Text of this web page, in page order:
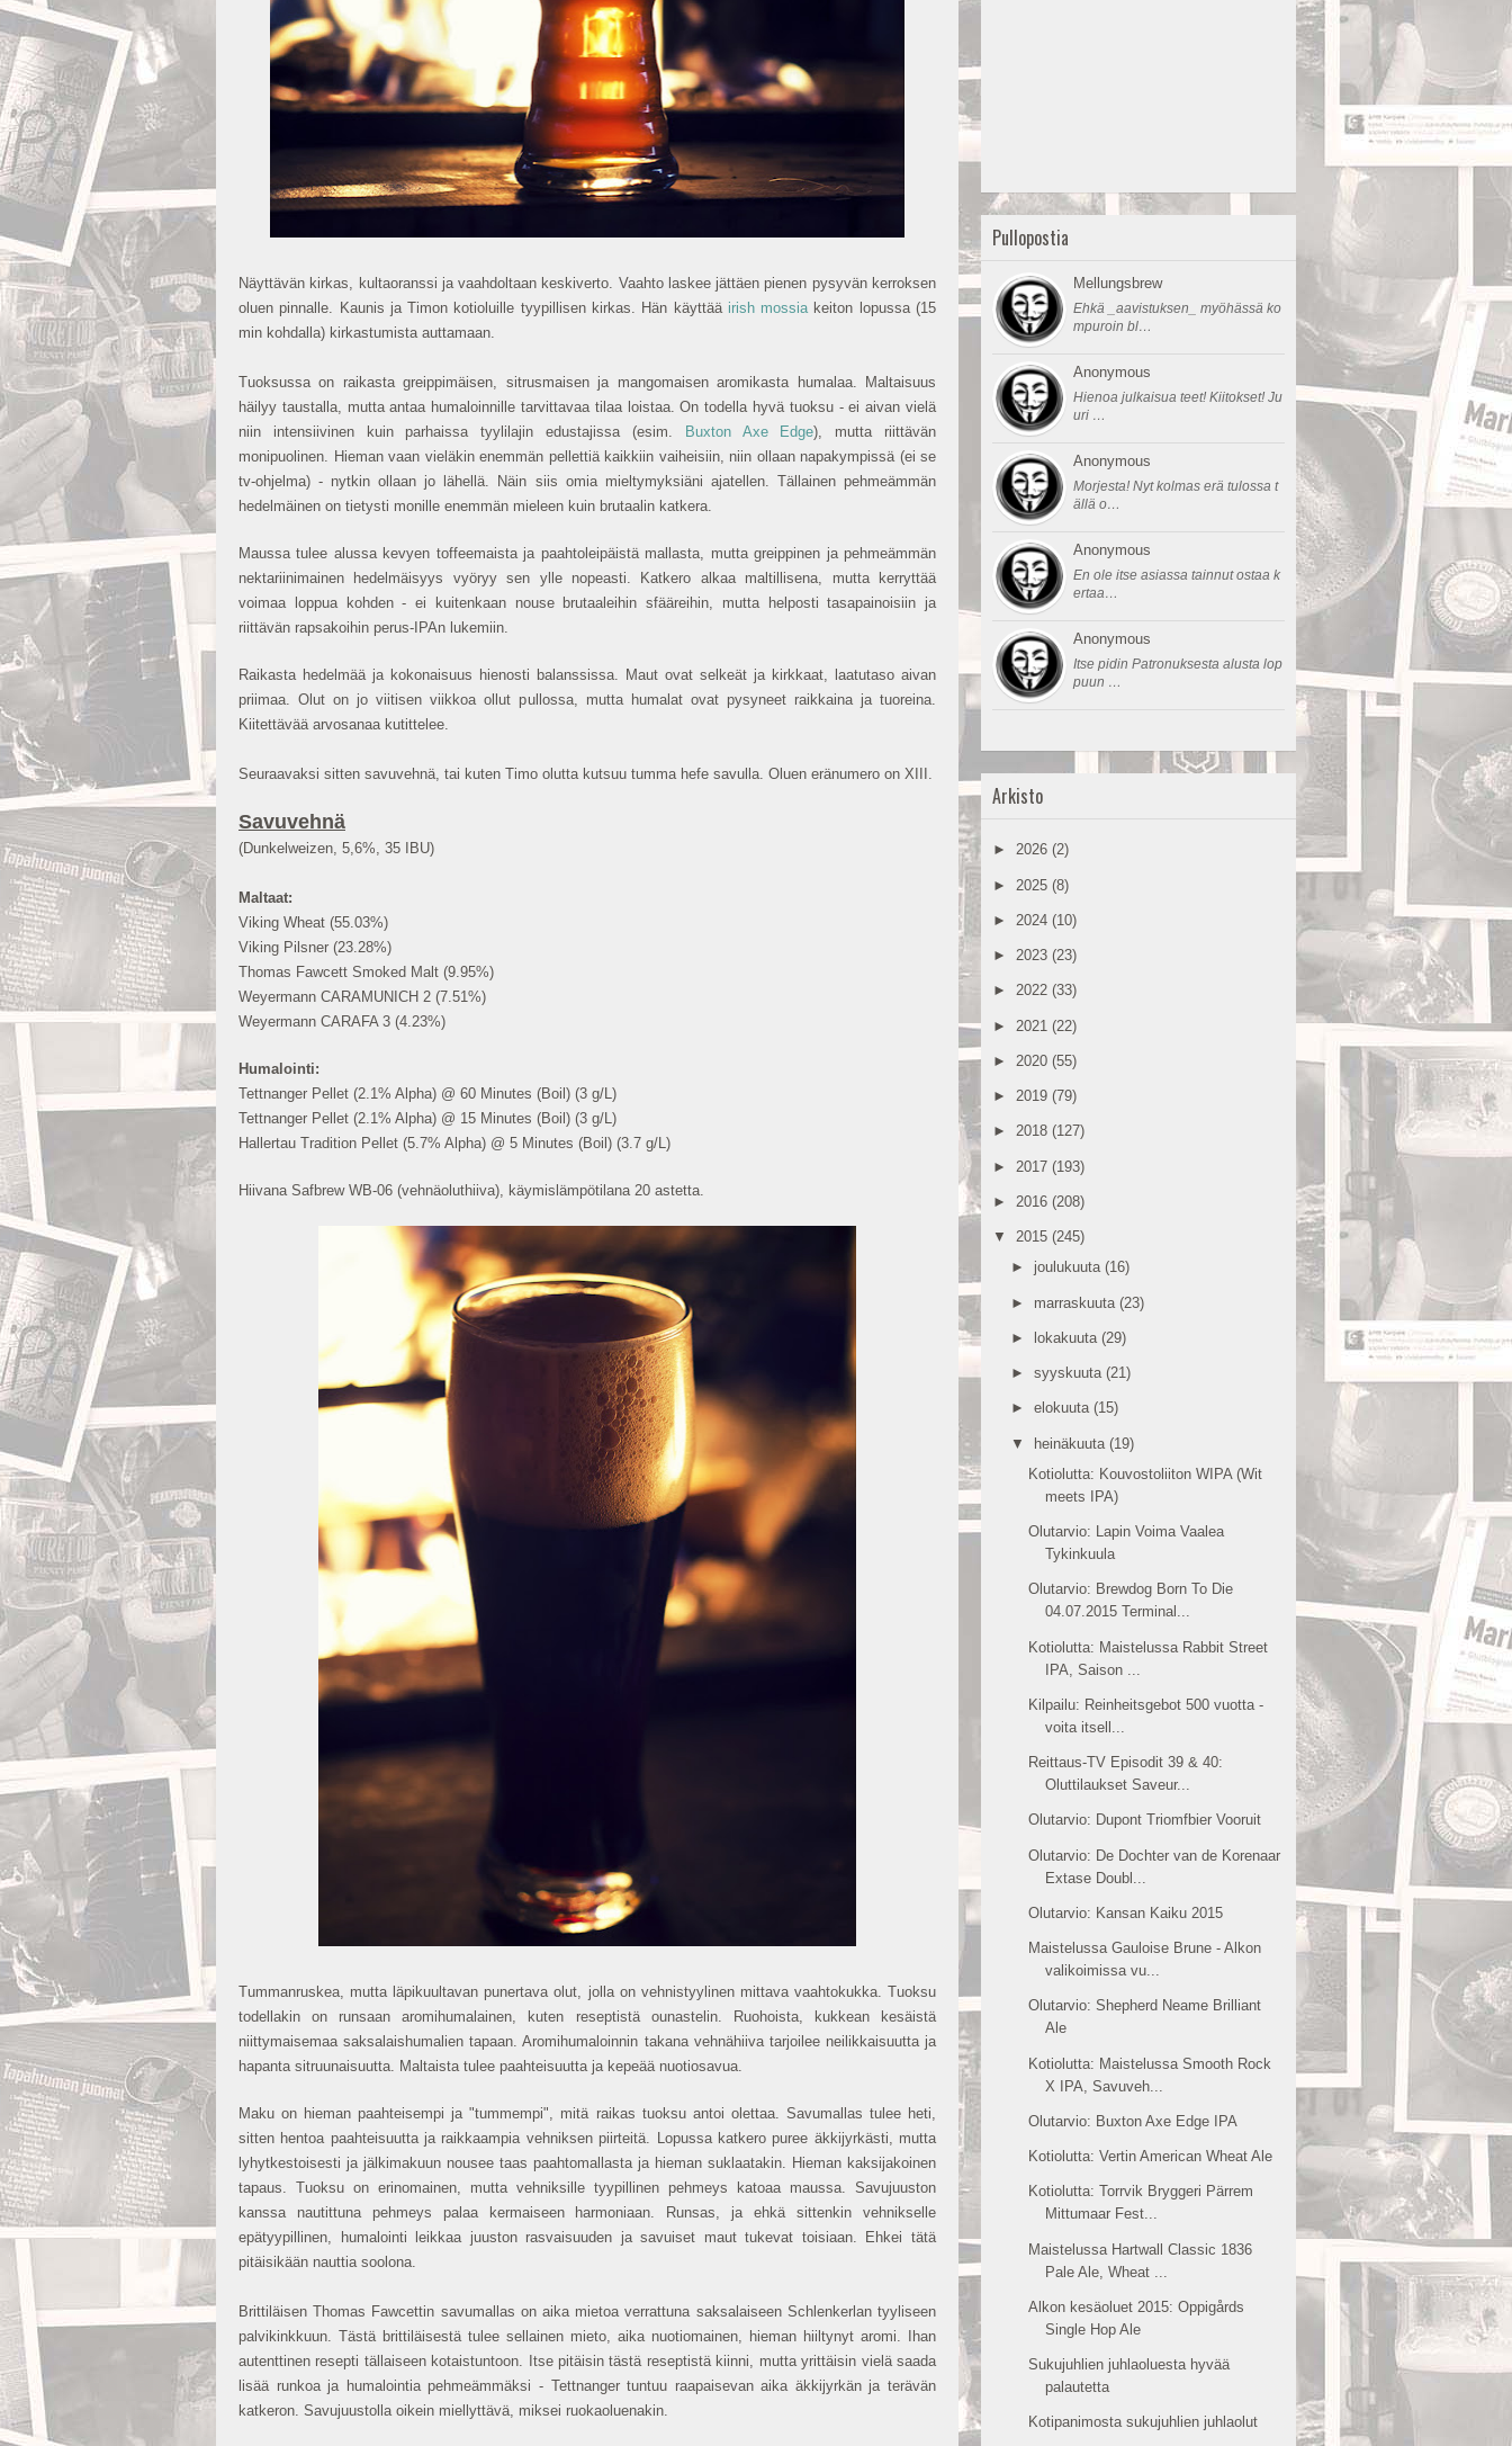
Näyttävän kirkas, kultaoranssi ja vaahdoltaan keskiverto. Vaahto laskee jättäen pienen pysyvän kerroksen
oluen pinnalle. Kaunis ja Timon kotioluille tyypillisen kirkas. Hän käyttää irish mossia keiton lopussa (15
min kohdalla) kirkastumista auttamaan.
Tuoksussa on raikasta greippimäisen, sitrusmaisen ja mangomaisen aromikasta humalaa. Maltaisuus
häilyy taustalla, mutta antaa humaloinnille tarvittavaa tilaa loistaa. On todella hyvä tuoksu - ei aivan vielä
niin intensiivinen kuin parhaissa tyylilajin edustajissa (esim.
Buxton Axe Edge), mutta riittävän
monipuolinen. Hieman vaan vieläkin enemmän pellettiä kaikkiin vaiheisiin, niin ollaan napakympissä (ei se
tv-ohjelma) - nytkin ollaan jo lähellä. Näin siis omia mieltymyksiäni ajatellen. Tällainen pehmeämmän
hedelmäinen on tietysti monille enemmän mieleen kuin brutaalin katkera.
Maussa tulee alussa kevyen toffeemaista ja paahtoleipäistä mallasta, mutta greippinen ja pehmeämmän
nektariinimainen hedelmäisyys vyöryy sen ylle nopeasti. Katkero alkaa maltillisena, mutta kerryttää
voimaa loppua kohden - ei kuitenkaan nouse brutaaleihin sfääreihin, mutta helposti tasapainoisiin ja
riittävän rapsakoihin perus-IPAn lukemiin.
Raikasta hedelmää ja kokonaisuus hienosti balanssissa. Maut ovat selkeät ja kirkkaat, laatutaso aivan
priimaa. Olut on jo viitisen viikkoa ollut pullossa, mutta humalat ovat pysyneet raikkaina ja tuoreina.
Kiitettävää arvosanaa kutittelee.
Seuraavaksi sitten savuvehnä, tai kuten Timo olutta kutsuu tumma hefe savulla. Oluen eränumero on XIII.
Savuvehnä
(Dunkelweizen, 5,6%, 35 IBU)
Maltaat:
Viking Wheat (55.03%)
Viking Pilsner (23.28%)
Thomas Fawcett Smoked Malt (9.95%)
Weyermann CARAMUNICH 2 (7.51%)
Weyermann CARAFA 3 (4.23%)
Humalointi:
Tettnanger Pellet (2.1% Alpha) @ 60 Minutes (Boil) (3 g/L)
Tettnanger Pellet (2.1% Alpha) @ 15 Minutes (Boil) (3 g/L)
Hallertau Tradition Pellet (5.7% Alpha) @ 5 Minutes (Boil) (3.7 g/L)
Hiivana Safbrew WB-06 (vehnäoluthiiva), käymislämpötilana 20 astetta.
Tummanruskea, mutta läpikuultavan punertava olut, jolla on vehnistyylinen mittava vaahtokukka. Tuoksu
todellakin on runsaan aromihumalainen, kuten reseptistä ounastelin. Ruohoista, kukkean kesäistä
niittymaisemaa saksalaishumalien tapaan. Aromihumaloinnin takana vehnähiiva tarjoilee neilikkaisuutta ja
hapanta sitruunaisuutta. Maltaista tulee paahteisuutta ja kepeää nuotiosavua.
Maku on hieman paahteisempi ja "tummempi", mitä raikas tuoksu antoi olettaa. Savumallas tulee heti,
sitten hentoa paahteisuutta ja raikkaampia vehniksen piirteitä. Lopussa katkero puree äkkijyrkästi, mutta
lyhytkestoisesti ja jälkimakuun nousee taas paahtomallasta ja hieman suklaatakin. Hieman kaksijakoinen
tapaus. Tuoksu on erinomainen, mutta vehniksille tyypillinen pehmeys katoaa maussa. Savujuuston
kanssa nautittuna pehmeys palaa kermaiseen harmoniaan. Runsas, ja ehkä sittenkin vehnikselle
epätyypillinen, humalointi leikkaa juuston rasvaisuuden ja savuiset maut tukevat toisiaan. Ehkei tätä
pitäisikään nauttia soolona.
Brittiläisen Thomas Fawcettin savumallas on aika mietoa verrattuna saksalaiseen Schlenkerlan tyyliseen
palvikinkkuun. Tästä brittiläisestä tulee sellainen mieto, aika nuotiomainen, hieman hiiltynyt aromi. Ihan
autenttinen resepti tällaiseen kotaistuntoon. Itse pitäisin tästä reseptistä kiinni, mutta yrittäisin vielä saada
lisää runkoa ja humalointia pehmeämmäksi - Tettnanger tuntuu raapaisevan aika äkkijyrkän ja terävän
katkeron. Savujuustolla oikein miellyttävä, miksei ruokaoluenakin.
Pullopostia
Mellungsbrew
Ehkä _aavistuksen_ myöhässä ko
mpuroin bl…
Anonymous
Hienoa julkaisua teet! Kiitokset! Ju
uri …
Anonymous
Morjesta! Nyt kolmas erä tulossa t
ällä o…
Anonymous
En ole itse asiassa tainnut ostaa k
ertaa…
Anonymous
Itse pidin Patronuksesta alusta lop
puun …
Arkisto
► 2026 (2)
► 2025 (8)
► 2024 (10)
► 2023 (23)
► 2022 (33)
► 2021 (22)
► 2020 (55)
► 2019 (79)
► 2018 (127)
► 2017 (193)
► 2016 (208)
▼ 2015 (245)
► joulukuuta (16)
► marraskuuta (23)
► lokakuuta (29)
► syyskuuta (21)
► elokuuta (15)
▼ heinäkuuta (19)
Kotiolutta: Kouvostoliiton WIPA (Wit
meets IPA)
Olutarvio: Lapin Voima Vaalea
Tykinkuula
Olutarvio: Brewdog Born To Die
04.07.2015 Terminal...
Kotiolutta: Maistelussa Rabbit Street
IPA, Saison ...
Kilpailu: Reinheitsgebot 500 vuotta -
voita itsell...
Reittaus-TV Episodit 39 & 40:
Oluttilaukset Saveur...
Olutarvio: Dupont Triomfbier Vooruit
Olutarvio: De Dochter van de Korenaar
Extase Doubl...
Olutarvio: Kansan Kaiku 2015
Maistelussa Gauloise Brune - Alkon
valikoimissa vu...
Olutarvio: Shepherd Neame Brilliant
Ale
Kotiolutta: Maistelussa Smooth Rock
X IPA, Savuveh...
Olutarvio: Buxton Axe Edge IPA
Kotiolutta: Vertin American Wheat Ale
Kotiolutta: Torrvik Bryggeri Pärrem
Mittumaar Fest...
Maistelussa Hartwall Classic 1836
Pale Ale, Wheat ...
Alkon kesäoluet 2015: Oppigårds
Single Hop Ale
Sukujuhlien juhlaoluesta hyvää
palautetta
Kotipanimosta sukujuhlien juhlaolut